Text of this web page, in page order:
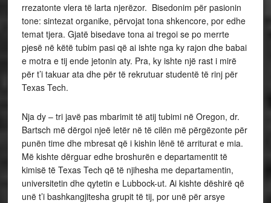
rrezatonte vlera të larta njerëzor. Bisedonim për pasionin
tone: sintezat organike, përvojat tona shkencore, por edhe
temat tjera. Gjatë bisedave tona ai tregoi se po merrte
pjesë në këtë tubim pasi që ai ishte nga ky rajon dhe babai
e motra e tij ende jetonin aty. Pra, ky ishte një rast i mirë
për t’i takuar ata dhe për të rekrutuar studentë të rinj për
Texas Tech.
Nja dy – tri javë pas mbarimit të atij tubimi në Oregon, dr.
Bartsch më dërgoi njeë letër në të cilën më përgëzonte për
punën time dhe mbresat që i kishin lënë të arriturat e mia.
Më kishte dërguar edhe broshurën e departamentit të
kimisë të Texas Tech që të njihesha me departamentin,
universitetin dhe qytetin e Lubbock-ut. Ai kishte dëshirë që
unë t’i bashkangjitesha grupit të tij, por unë për arsye